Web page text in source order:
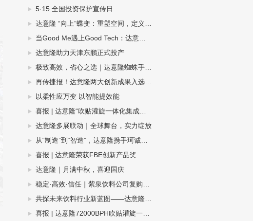
5·15 全国投资保护宣传日
达意隆 “向上”蝶变：重塑空间，定义效率新高度
当Good Me遇上Good Tech：达意隆助力古茗打造茶饮品质新标杆
达意隆助力天津东鹏正式投产
极致高效，省心之选｜达意隆蜘蛛手预编组码垛机震撼来袭
再传捷报！达意隆两大创新成果入选中国机械工业联合会发布的百项机械工业科技成果推广项目名单
以柔性应万变 以智能提效能
喜报 | 达意隆“吹贴灌旋一体化集成技术”入选国家级节能降碳推荐目录
达意隆多展联动｜全球舞台，实力绽放
从“制造”到“智造”，达意隆携手珂诚赋能快消品制造数字化跃迁
喜报 | 达意隆荣获FBE创新产品奖
达意隆｜月满中秋，喜迎国庆
稳定·高效·信任｜紫泉饮料公司复购达意隆湿法无菌线
共探未来饮料行业新蓝图——达意隆邀您相约drinktec 2025！
喜报 | 达意隆72000BPH吹贴灌旋一体机荣膺“荣格技术创新奖”